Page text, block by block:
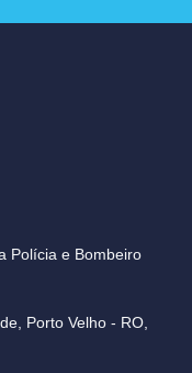
Polícia e Bombeiro
Porto Velho - RO,